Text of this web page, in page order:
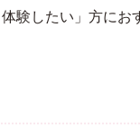
験したい」方にお